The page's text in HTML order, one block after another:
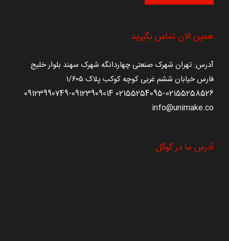
همین الان تماس بگیرید
آدرس: تهران شهرک صنعتی چهاردانگه شهرک سهند بلوار خلیج
فارس خیابان ششم غربی کوچه کوکب پلاک ۱/۶۰۵
02155258526-02155254095
09123909014-09123990749
info@unimake.co
آدرس ما در گوگل